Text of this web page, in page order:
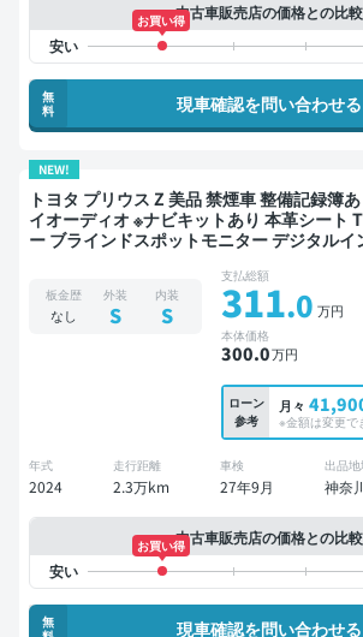
中古車販売店の価格との比較
お買い得
無
料
現車確認を問い合わせる
NEW!
トヨタ プリウス Z 美品 禁煙車 整備記録簿あり ディスプレ
イオーディオ ※ナビキットあり 本革シート
ー ブラインドスポットモニター デジタルイ
モニター 全方位カメラ ドライブレコーダー
板金歴
なし
外装
S
内装
S
支払総額
311.0 万円
本体価格
300.0万円
ローン
参考
月々
※金額は変更で
年式
2024
走行距離
2.3万km
車検
27年9月
出品
神奈
中古車販売店の価格との比較
お買い得
無
現車確認を問い合わせる